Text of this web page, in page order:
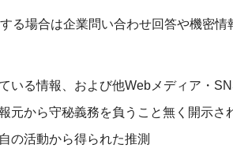
る場合は企業問い合わせ回答や機密
いる情報、および他Webメディア・
元から守秘義務を負うこと無く開示さ
の活動から得られた推測